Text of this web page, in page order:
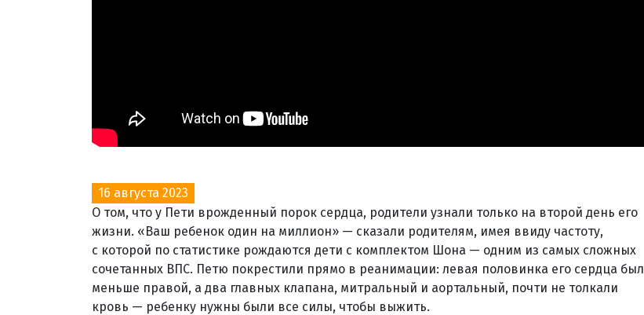
16 августа 2023
О том, что у Пети врожденный порок сердца, родители узнали только на второй день его
жизни. «Ваш ребенок один на миллион» — сказали родителям, имея ввиду частоту,
с которой по статистике рождаются дети с комплектом Шона — одним из самых сложных
сочетанных ВПС. Петю покрестили прямо в реанимации: левая половинка его сердца был
меньше правой, а два главных клапана, митральный и аортальный, почти не толкали
кровь — ребенку нужны были все силы, чтобы выжить.